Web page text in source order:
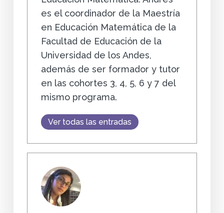
es el coordinador de la Maestría
en Educación Matemática de la
Facultad de Educación de la
Universidad de los Andes,
además de ser formador y tutor
en las cohortes 3, 4, 5, 6 y 7 del
mismo programa.
Ver todas las entradas